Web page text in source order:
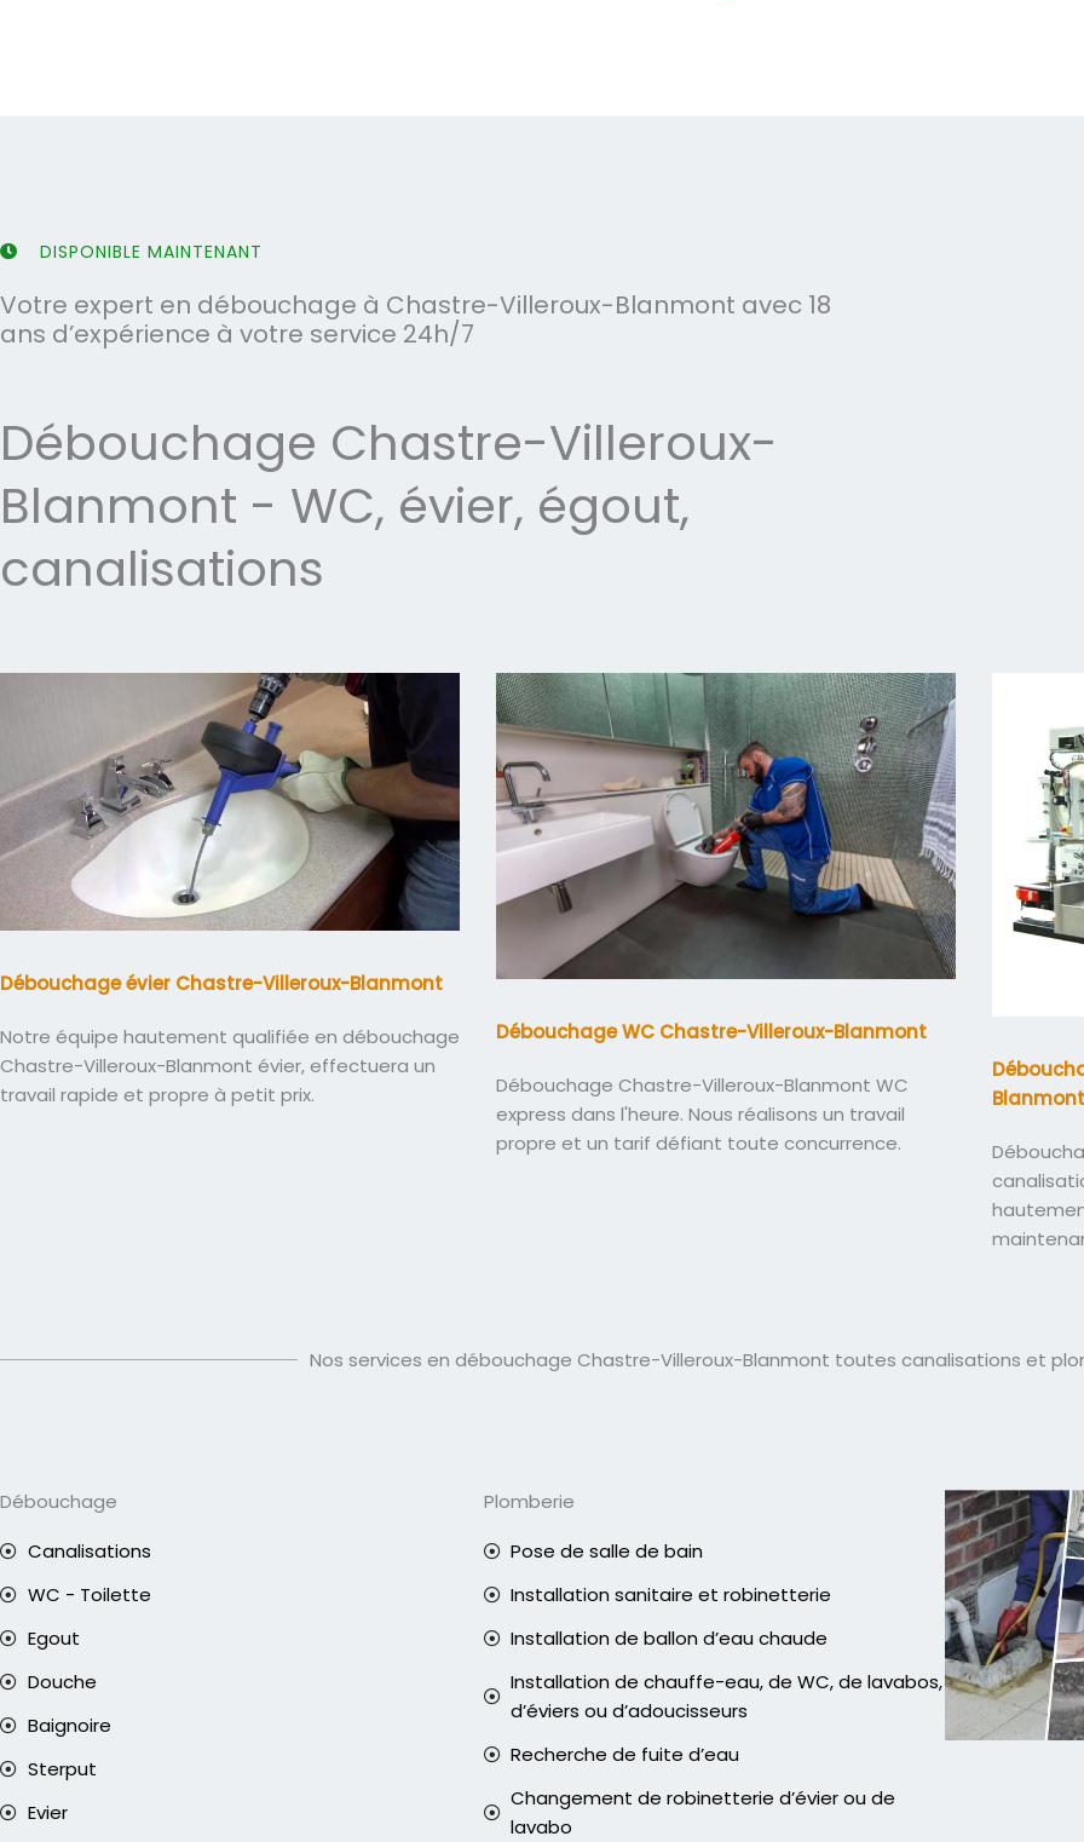
DISPONIBLE MAINTENANT
Votre expert en débouchage à Chastre-Villeroux-Blanmont avec 18
ans d’expérience à votre service 24h/7
Débouchage Chastre-Villeroux-
Blanmont - WC, évier, égout,
canalisations
Débouchage évier Chastre-Villeroux-Blanmont
Notre équipe hautement qualifiée en débouchage
Chastre-Villeroux-Blanmont évier, effectuera un
travail rapide et propre à petit prix.
Débouchage WC Chastre-Villeroux-Blanmont
Débouchage Chastre-Villeroux-Blanmont WC
express dans l'heure. Nous réalisons un travail
propre et un tarif défiant toute concurrence.
Blanmont
Nos services en débouchage Chastre-Villeroux-Blanmont toutes canalisations et
Débouchage
Canalisations
WC - Toilette
Egout
Douche
Baignoire
Sterput
Evier
Plomberie
Pose de salle de bain
Installation sanitaire et robinetterie
Installation de ballon d’eau chaude
Installation de chauffe-eau, de WC, de lavabos,
d’éviers ou d’adoucisseurs
Recherche de fuite d’eau
Changement de robinetterie d’évier ou de
lavabo